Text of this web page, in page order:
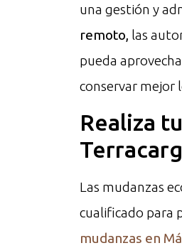
una gestión y
remoto, las
pueda
conservar mejor
Realiza
Las mudanzas
cualificado para
mudanzas en